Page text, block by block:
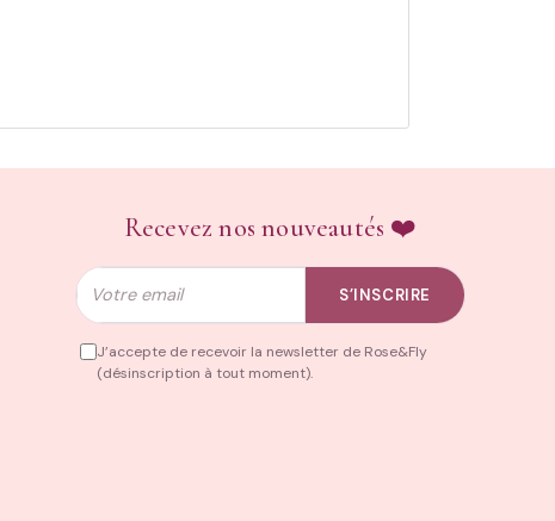
Recevez nos nouveautés ❤️
Email
S’INSCRIRE
J’accepte de recevoir la newsletter de Rose&Fly
(désinscription à tout moment).